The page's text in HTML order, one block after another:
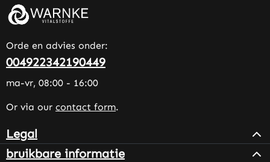
Orde en advies onder:
004922342190449
ma-vr, 08:00 - 16:00
Or via our contact form.
Legal
bruikbare informatie